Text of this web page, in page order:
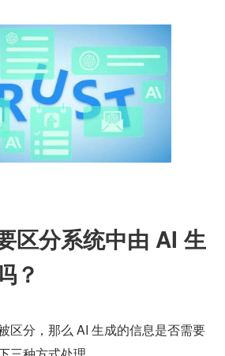
区分系统中由 AI 生
？
区分，那么 AI 生成的信息是否需要